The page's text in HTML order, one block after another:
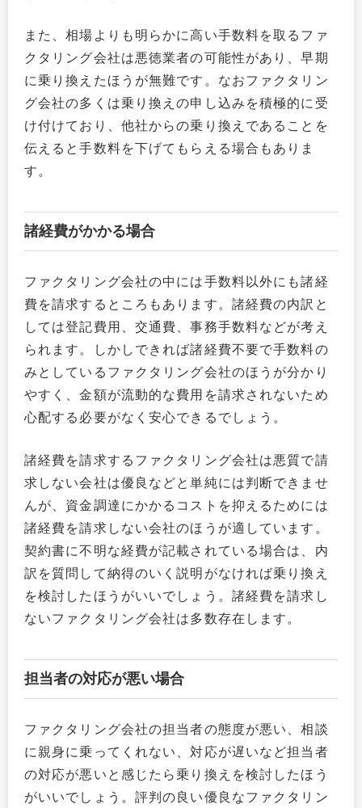
また、相場よりも明らかに高い手数料を取るファ
クタリング会社は悪徳業者の可能性があり、早期
に乗り換えたほうが無難です。なおファクタリン
グ会社の多くは乗り換えの申し込みを積極的に受
け付けており、他社からの乗り換えであることを
伝えると手数料を下げてもらえる場合もありま
す。
諸経費がかかる場合
ファクタリング会社の中には手数料以外にも諸経
費を請求するところもあります。諸経費の内訳と
しては登記費用、交通費、事務手数料などが考え
られます。しかしできれば諸経費不要で手数料の
みとしているファクタリング会社のほうが分かり
やすく、金額が流動的な費用を請求されないため
心配する必要がなく安心できるでしょう。
諸経費を請求するファクタリング会社は悪質で請
求しない会社は優良などと単純には判断できませ
んが、資金調達にかかるコストを抑えるためには
諸経費を請求しない会社のほうが適しています。
契約書に不明な経費が記載されている場合は、内
訳を質問して納得のいく説明がなければ乗り換え
を検討したほうがいいでしょう。諸経費を請求し
ないファクタリング会社は多数存在します。
担当者の対応が悪い場合
ファクタリング会社の担当者の態度が悪い、相談
に親身に乗ってくれない、対応が遅いなど担当者
の対応が悪いと感じたら乗り換えを検討したほう
がいいでしょう。評判の良い優良なファクタリン